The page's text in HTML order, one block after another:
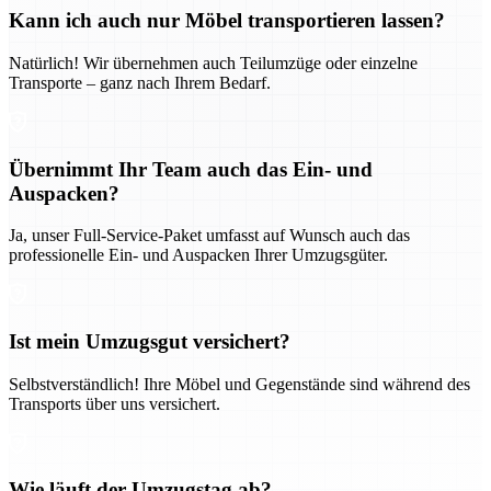
Kann ich auch nur Möbel transportieren lassen?
Natürlich! Wir übernehmen auch Teilumzüge oder einzelne
Transporte – ganz nach Ihrem Bedarf.
Übernimmt Ihr Team auch das Ein- und
Auspacken?
Ja, unser Full-Service-Paket umfasst auf Wunsch auch das
professionelle Ein- und Auspacken Ihrer Umzugsgüter.
Ist mein Umzugsgut versichert?
Selbstverständlich! Ihre Möbel und Gegenstände sind während des
Transports über uns versichert.